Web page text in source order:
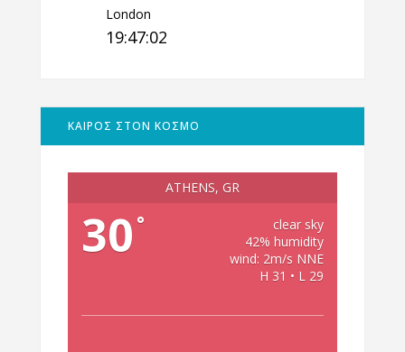
London
19:47:03
ΚΑΙΡΟΣ ΣΤΟΝ ΚΟΣΜΟ
ATHENS, GR
30 °
clear sky
42% humidity
wind: 2m/s NNE
H 31 • L 29